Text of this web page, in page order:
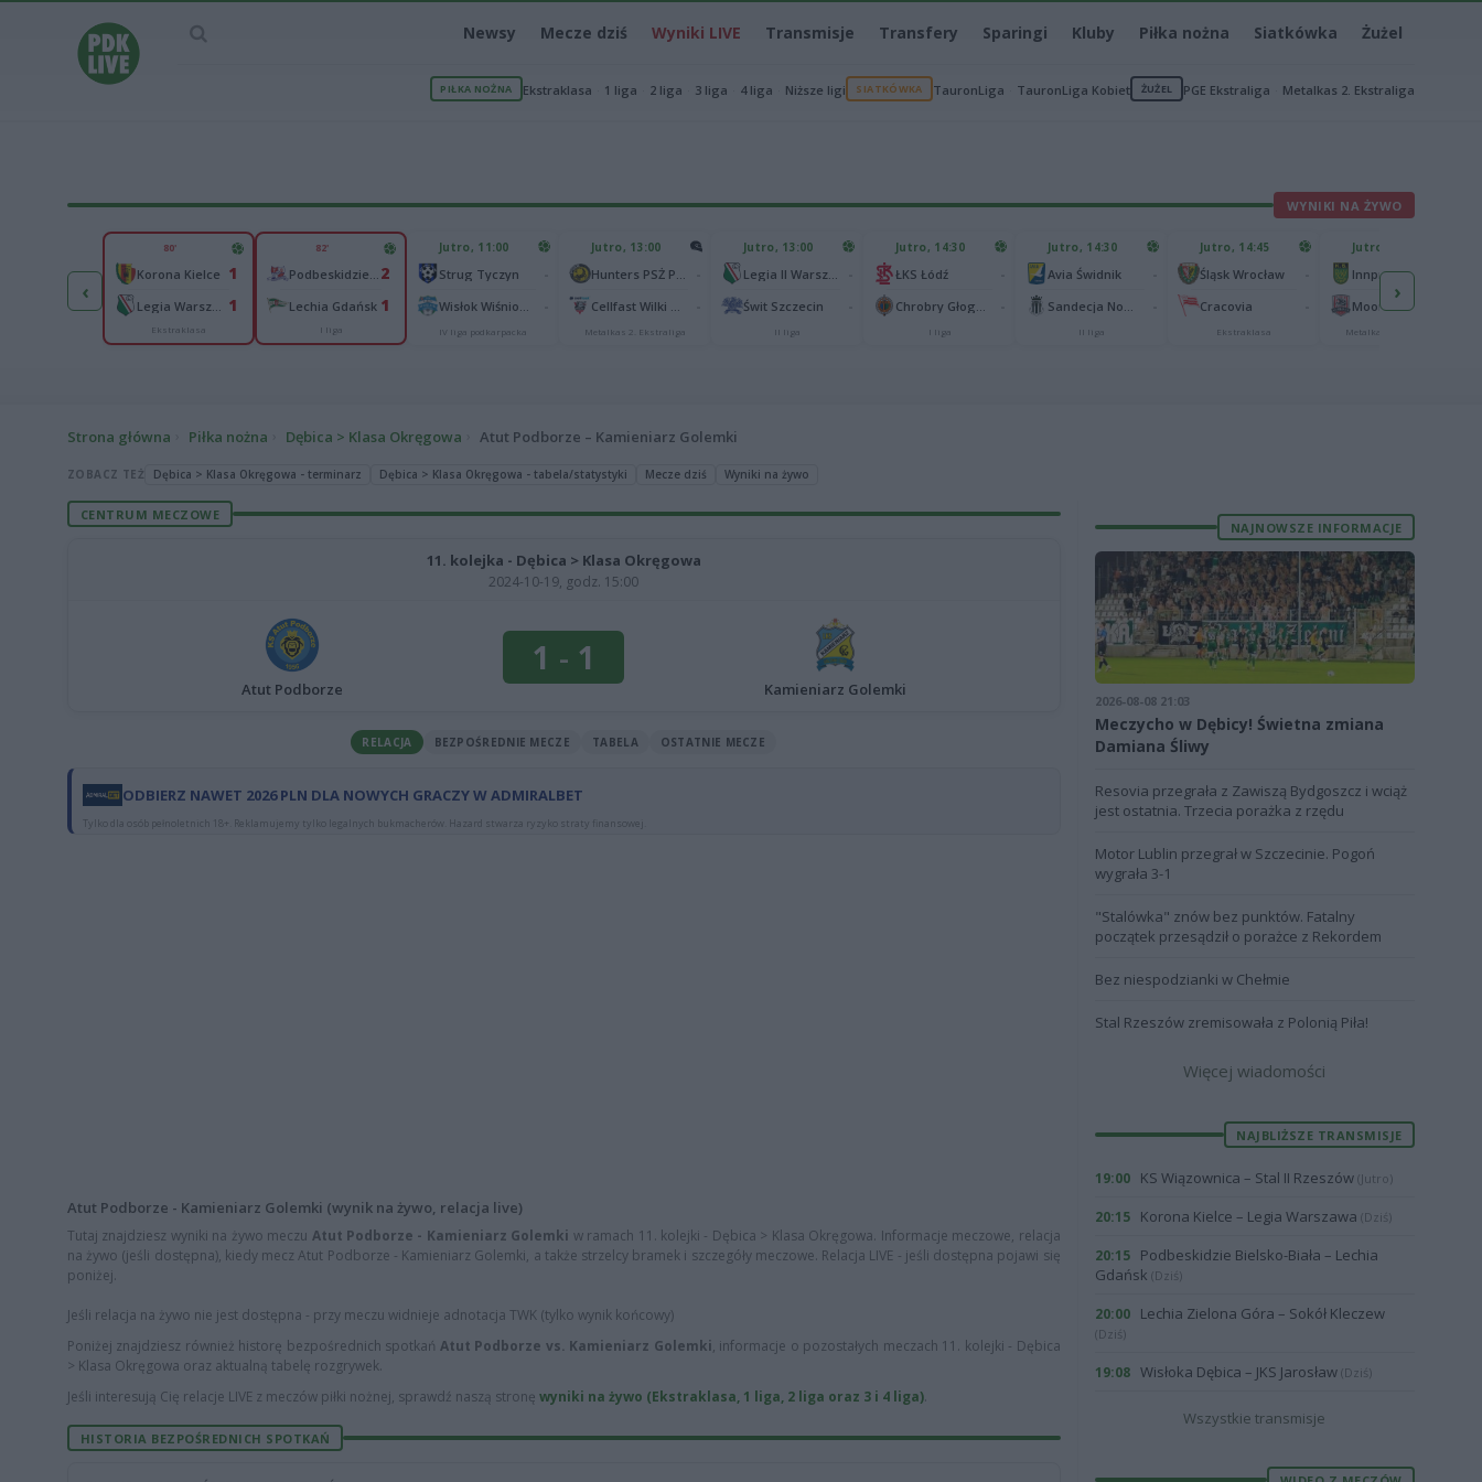
Newsy Mecze dziś Wyniki LIVE Transmisje Transfery Sparingi Kluby Piłka nożna Siatkówka Żużel
PIŁKA NOŻNA Ekstraklasa 1 liga 2 liga 3 liga 4 liga Niższe ligi SIATKÓWKA TauronLiga TauronLiga Kobiet ŻUŻEL PGE Ekstraliga Metalkas 2. Ekstraliga
WYNIKI NA ŻYWO
‹
Lechia Zielona Góra 6
Kleczew 1
80'
Korona Kielce 1
1
Ekstraklasa
82'
2
Lechia Gdańsk 1
I liga
Jutro, 11:00
Strug Tyczyn
IV liga podkarpacka
Jutro, 13:00
Metalkas 2. Ekstraliga
Jutro, 13:00
Świt Szczecin
II liga
Jutro, 14:30
ŁKS Łódź
I liga
Jutro, 14:30
Avia Świdnik
II liga
Jutro, 14:45
Śląsk Wrocław
Cracovia
Ekstraklasa
Jutro, 15:15
Metalkas 2. Ekstraliga
›
Strona główna Piłka nożna Dębica > Klasa Okręgowa Atut Podborze – Kamieniarz Golemki
ZOBACZ TEŻ Dębica > Klasa Okręgowa - terminarz Dębica > Klasa Okręgowa - tabela/statystyki Mecze dziś Wyniki na żywo
CENTRUM MECZOWE
11. kolejka - Dębica > Klasa Okręgowa
2024-10-19, godz. 15:00
Atut Podborze
1 - 1
Kamieniarz Golemki
RELACJA BEZPOŚREDNIE MECZE TABELA OSTATNIE MECZE
ODBIERZ NAWET 2026 PLN DLA NOWYCH GRACZY W ADMIRALBET
Tylko dla osób pełnoletnich 18+. Reklamujemy tylko legalnych bukmacherów. Hazard stwarza ryzyko straty finansowej.
Atut Podborze - Kamieniarz Golemki (wynik na żywo, relacja live)
Tutaj znajdziesz wyniki na żywo meczu Atut Podborze - Kamieniarz Golemki w ramach 11. kolejki - Dębica > Klasa Okręgowa. Informacje meczowe, relacja
na żywo (jeśli dostępna), kiedy mecz Atut Podborze - Kamieniarz Golemki, a także strzelcy bramek i szczegóły meczowe. Relacja LIVE - jeśli dostępna pojawi się
poniżej.
Jeśli relacja na żywo nie jest dostępna - przy meczu widnieje adnotacja TWK (tylko wynik końcowy)
Poniżej znajdziesz również historę bezpośrednich spotkań Atut Podborze vs. Kamieniarz Golemki, informacje o pozostałych meczach 11. kolejki - Dębica
> Klasa Okręgowa oraz aktualną tabelę rozgrywek.
Jeśli interesują Cię relacje LIVE z meczów piłki nożnej, sprawdź naszą stronę wyniki na żywo (Ekstraklasa, 1 liga, 2 liga oraz 3 i 4 liga).
HISTORIA BEZPOŚREDNICH SPOTKAŃ
NAJNOWSZE INFORMACJE
2026-08-08 21:03
Meczycho w Dębicy! Świetna zmiana
Damiana Śliwy
Resovia przegrała z Zawiszą Bydgoszcz i wciąż
jest ostatnia. Trzecia porażka z rzędu
Motor Lublin przegrał w Szczecinie. Pogoń
wygrała 3-1
"Stalówka" znów bez punktów. Fatalny
początek przesądził o porażce z Rekordem
Bez niespodzianki w Chełmie
Stal Rzeszów zremisowała z Polonią Piła!
Więcej wiadomości
NAJBLIŻSZE TRANSMISJE
19:00 KS Wiązownica – Stal II Rzeszów (Jutro)
20:15 Korona Kielce – Legia Warszawa (Dziś)
20:15
Podbeskidzie Bielsko-Biała – Lechia
Gdańsk (Dziś)
20:00 Lechia Zielona Góra – Sokół Kleczew
(Dziś)
19:08 Wisłoka Dębica – JKS Jarosław (Dziś)
Wszystkie transmisje